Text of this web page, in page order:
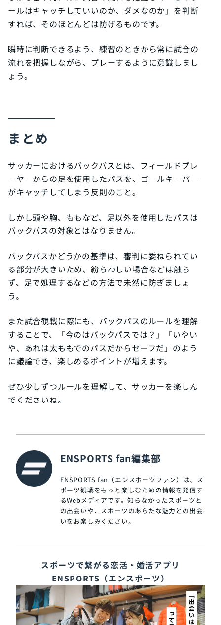
ールはキャッチしていいのか、ダメなのか」を判断
すれば、そのほとんどは防げるものです。
瞬時に判断できるよう、練習のときから常に試合の
流れを把握しながら、プレーするように意識しまし
ょう。
まとめ
サッカーにおけるバックパスとは、フィールドプレ
ーヤーからの足を使用したパスを、ゴールキーパー
がキャッチしてしまう反則のこと。
しかし頭や胸、ももなど、足以外を使用したパスは
バックパスの対象とはなりません。
バックパスかどうかの基準は、審判に委ねられてい
る部分が大きいため、紛らわしい場合などは触ら
ず、足で処理するなどの方法で未然に防ぎましょ
う。
また試合観戦に際にも、バックパスのルールを理解
することで、「今のはバックパスでは？」「いやい
や、あれは太ももでのパスだからセーフだ」のよう
に議論でき、楽しめるポイントが増えます。
ぜひ少しずつルールを理解して、サッカーを楽しん
でくださいね。
ENSPORTS fan編集部
ENSPORTS fan（エンスポーツファン）は、ス
ポーツ観戦をもっと楽しむための情報を発信す
るWebメディアです。知らなかったスポーツと
の出会いや、スポーツのあらたな魅力との出会
いをお楽しみください。
スポーツで繋がる恋活・婚活アプリ
ENSPORTS（エンスポーツ）